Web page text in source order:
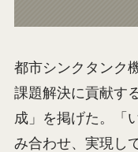
都市シンクタンク
課題解決に貢献す
成」を掲げた。「
み合わせ、実現し